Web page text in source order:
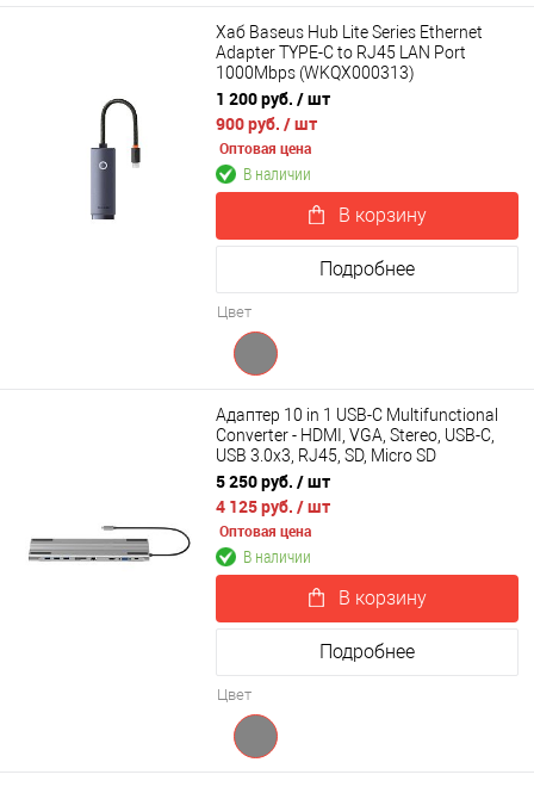
Хаб Baseus Hub Lite Series Ethernet
Adapter TYPE-C to RJ45 LAN Port
1000Mbps (WKQX000313)
1 200 руб. / шт
900 руб. / шт
Оптовая цена
В наличии
В корзину
Подробнее
Цвет
Адаптер 10 in 1 USB-C Multifunctional
Converter - HDMI, VGA, Stereo, USB-C,
USB 3.0х3, RJ45, SD, Micro SD
5 250 руб. / шт
4 125 руб. / шт
Оптовая цена
В наличии
В корзину
Подробнее
Цвет